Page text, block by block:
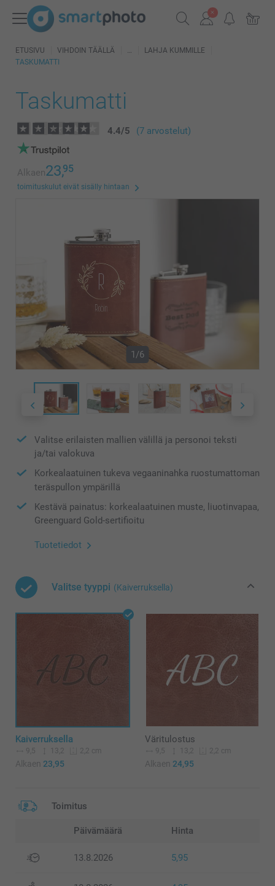
ETUSIVU VIHDOIN TÄÄLLÄ
LAHJA KUMMILLE
TASKUMATTI
Taskumatti
4.4/5 (7 arvostelut)
Alkaen23,95
toimituskulut eivät sisälly hintaan
1/6
Valitse erilaisten mallien välillä ja personoi teksti
ja/tai valokuva
Korkealaatuinen tukeva vegaaninahka ruostumattoman
teräspullon ympärillä
Kestävä painatus: korkealaatuinen muste, liuotinvapaa,
Greenguard Gold-sertifioitu
Tuotetiedot
Valitse tyyppi (Kaiverruksella)
Kaiverruksella
9,5 13,2 2,2 cm
Alkaen 23,95
Väritulostus
9,5 13,2 2,2 cm
Alkaen 24,95
Toimitus
Päivämäärä Hinta
13.8.2026 5,95